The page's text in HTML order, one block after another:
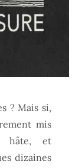
? Mais si,
mis
hâte, et
dizaines